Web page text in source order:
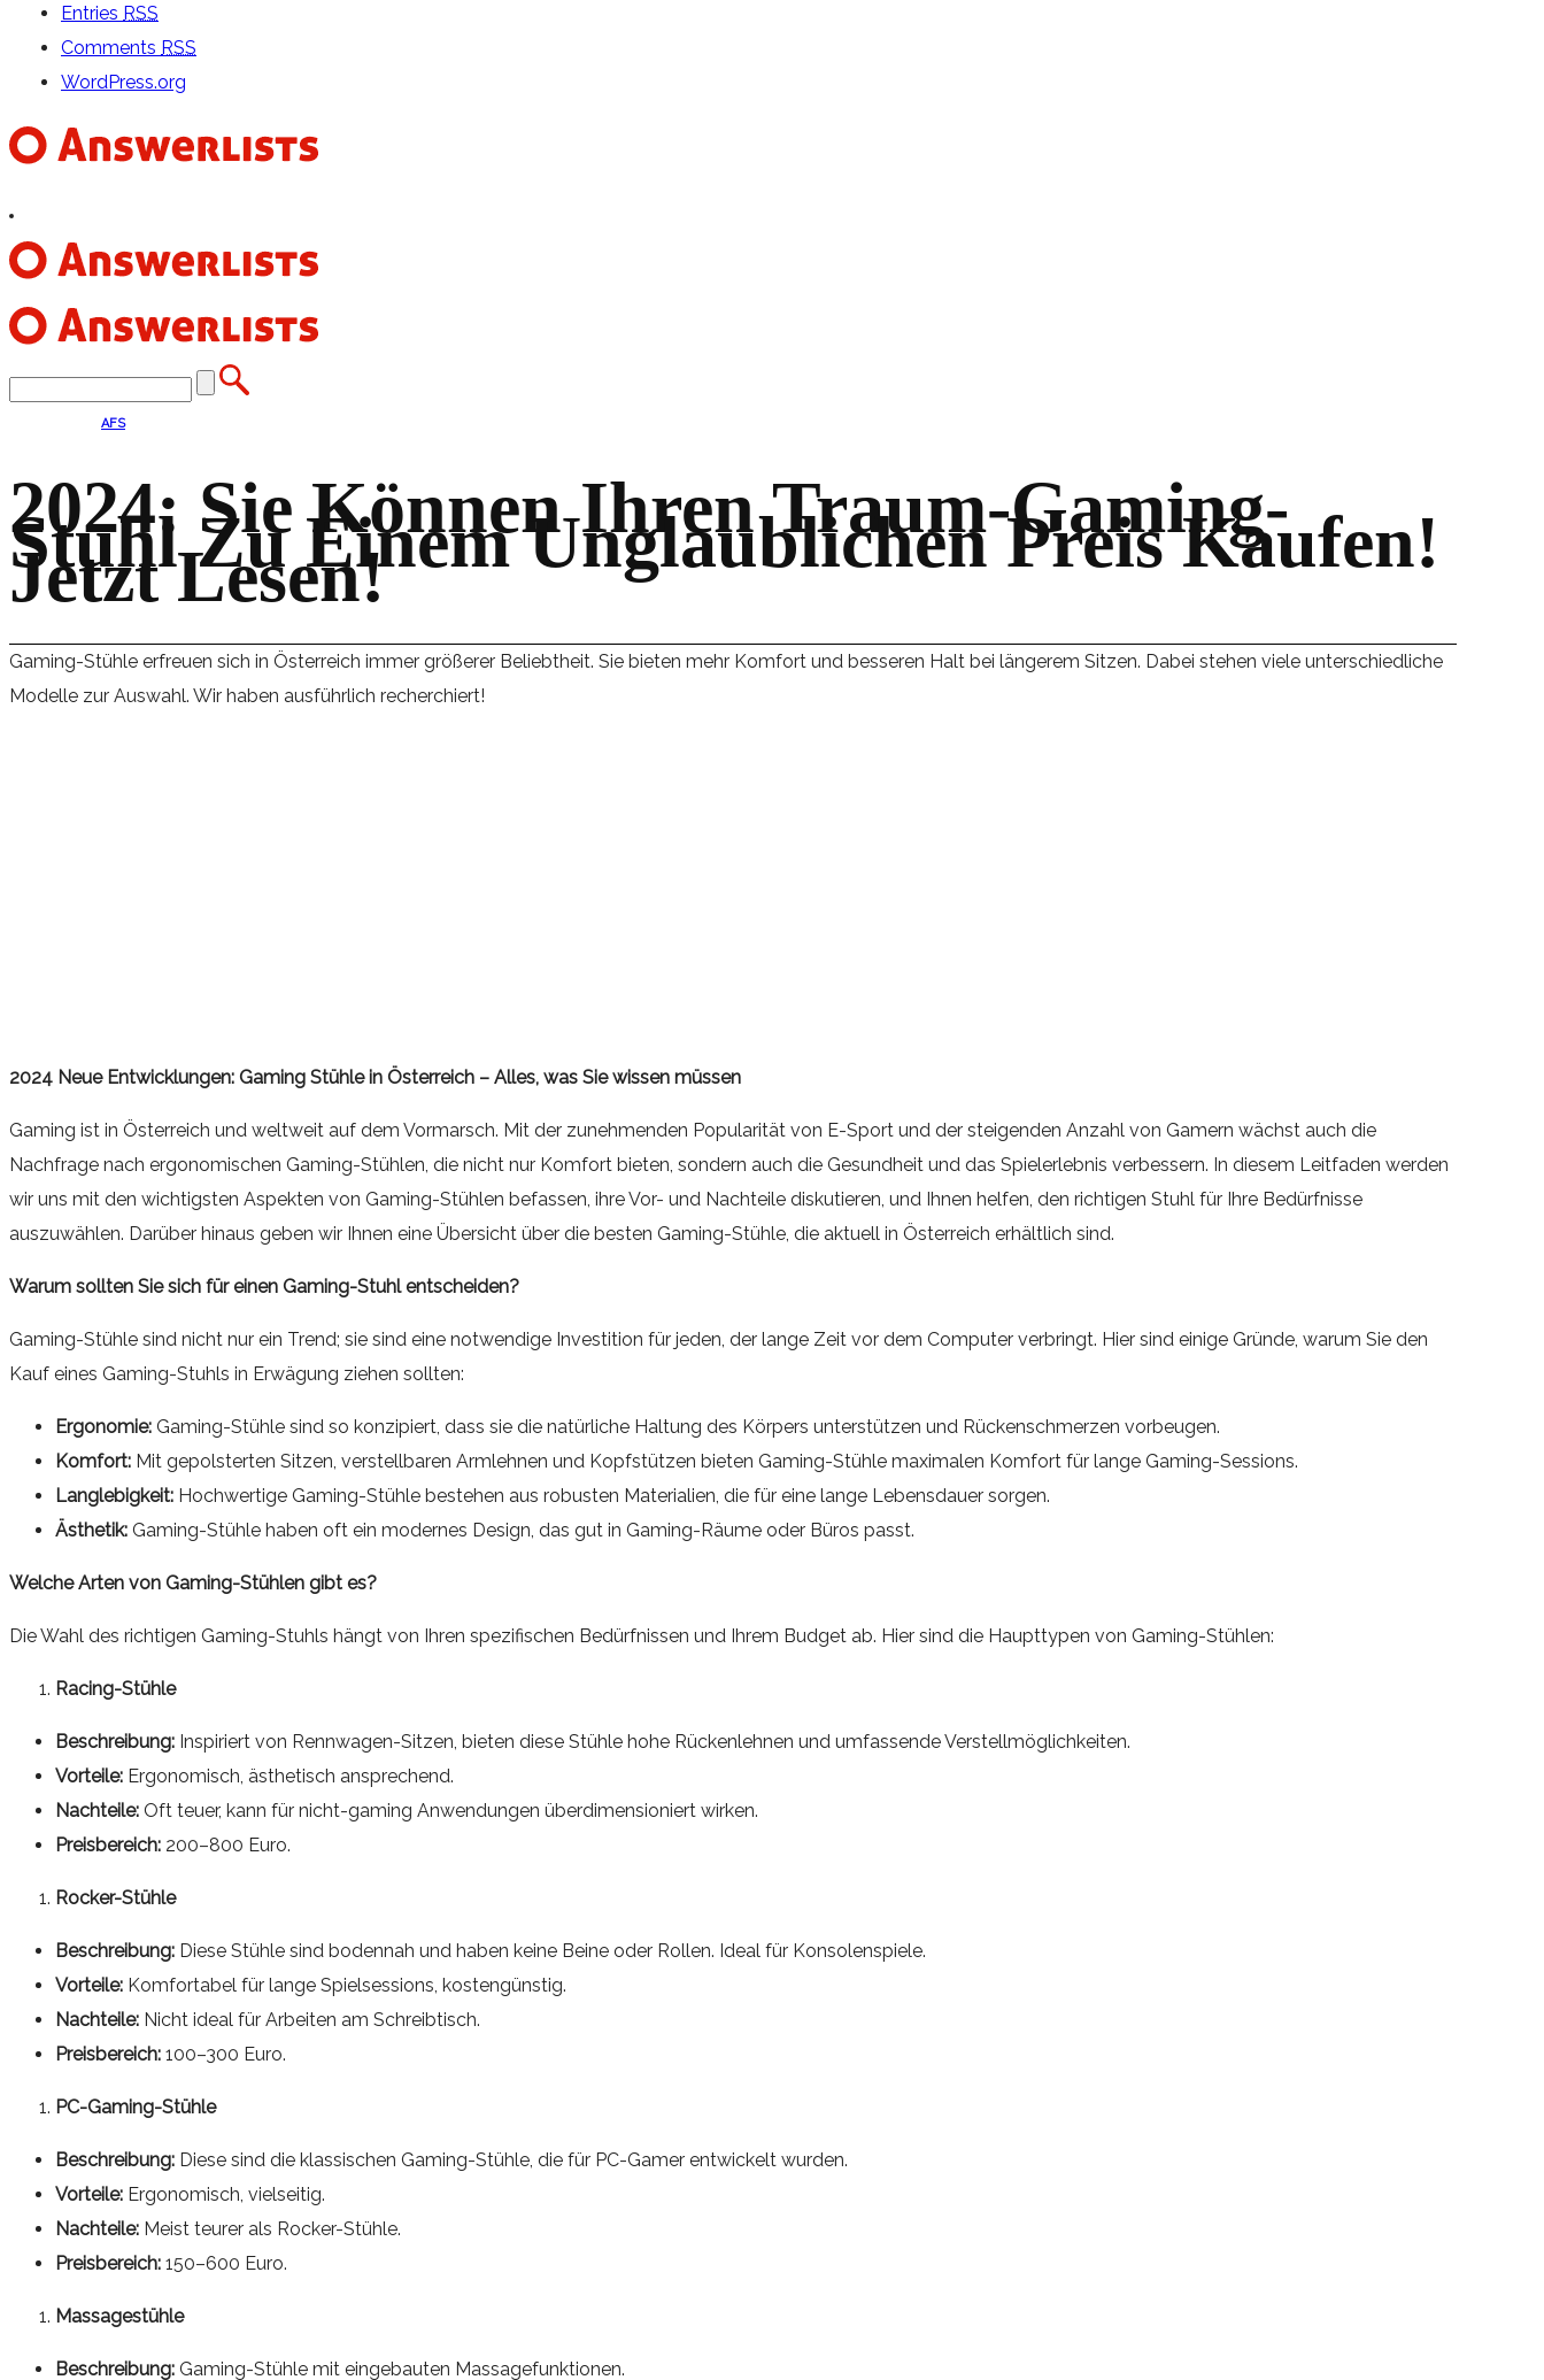
Entries RSS
Comments RSS
WordPress.org
AFS
2024: Sie Können Ihren Traum-Gaming-
Stuhl Zu Einem Unglaublichen Preis Kaufen!
Jetzt Lesen!
Gaming-Stühle erfreuen sich in Österreich immer größerer Beliebtheit. Sie bieten mehr Komfort und besseren Halt bei längerem Sitzen. Dabei stehen viele unterschiedliche
Modelle zur Auswahl. Wir haben ausführlich recherchiert!
2024 Neue Entwicklungen: Gaming Stühle in Österreich – Alles, was Sie wissen müssen
Gaming ist in Österreich und weltweit auf dem Vormarsch. Mit der zunehmenden Popularität von E-Sport und der steigenden Anzahl von Gamern wächst auch die
Nachfrage nach ergonomischen Gaming-Stühlen, die nicht nur Komfort bieten, sondern auch die Gesundheit und das Spielerlebnis verbessern. In diesem Leitfaden werden
wir uns mit den wichtigsten Aspekten von Gaming-Stühlen befassen, ihre Vor- und Nachteile diskutieren, und Ihnen helfen, den richtigen Stuhl für Ihre Bedürfnisse
auszuwählen. Darüber hinaus geben wir Ihnen eine Übersicht über die besten Gaming-Stühle, die aktuell in Österreich erhältlich sind.
Warum sollten Sie sich für einen Gaming-Stuhl entscheiden?
Gaming-Stühle sind nicht nur ein Trend; sie sind eine notwendige Investition für jeden, der lange Zeit vor dem Computer verbringt. Hier sind einige Gründe, warum Sie den
Kauf eines Gaming-Stuhls in Erwägung ziehen sollten:
Ergonomie: Gaming-Stühle sind so konzipiert, dass sie die natürliche Haltung des Körpers unterstützen und Rückenschmerzen vorbeugen.
Komfort: Mit gepolsterten Sitzen, verstellbaren Armlehnen und Kopfstützen bieten Gaming-Stühle maximalen Komfort für lange Gaming-Sessions.
Langlebigkeit: Hochwertige Gaming-Stühle bestehen aus robusten Materialien, die für eine lange Lebensdauer sorgen.
Ästhetik: Gaming-Stühle haben oft ein modernes Design, das gut in Gaming-Räume oder Büros passt.
Welche Arten von Gaming-Stühlen gibt es?
Die Wahl des richtigen Gaming-Stuhls hängt von Ihren spezifischen Bedürfnissen und Ihrem Budget ab. Hier sind die Haupttypen von Gaming-Stühlen:
Racing-Stühle
Beschreibung: Inspiriert von Rennwagen-Sitzen, bieten diese Stühle hohe Rückenlehnen und umfassende Verstellmöglichkeiten.
Vorteile: Ergonomisch, ästhetisch ansprechend.
Nachteile: Oft teuer, kann für nicht-gaming Anwendungen überdimensioniert wirken.
Preisbereich: 200–800 Euro.
Rocker-Stühle
Beschreibung: Diese Stühle sind bodennah und haben keine Beine oder Rollen. Ideal für Konsolenspiele.
Vorteile: Komfortabel für lange Spielsessions, kostengünstig.
Nachteile: Nicht ideal für Arbeiten am Schreibtisch.
Preisbereich: 100–300 Euro.
PC-Gaming-Stühle
Beschreibung: Diese sind die klassischen Gaming-Stühle, die für PC-Gamer entwickelt wurden.
Vorteile: Ergonomisch, vielseitig.
Nachteile: Meist teurer als Rocker-Stühle.
Preisbereich: 150–600 Euro.
Massagestühle
Beschreibung: Gaming-Stühle mit eingebauten Massagefunktionen.